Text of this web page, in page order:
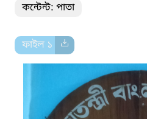
কন্টেন্ট: পাতা
ফাইল ১